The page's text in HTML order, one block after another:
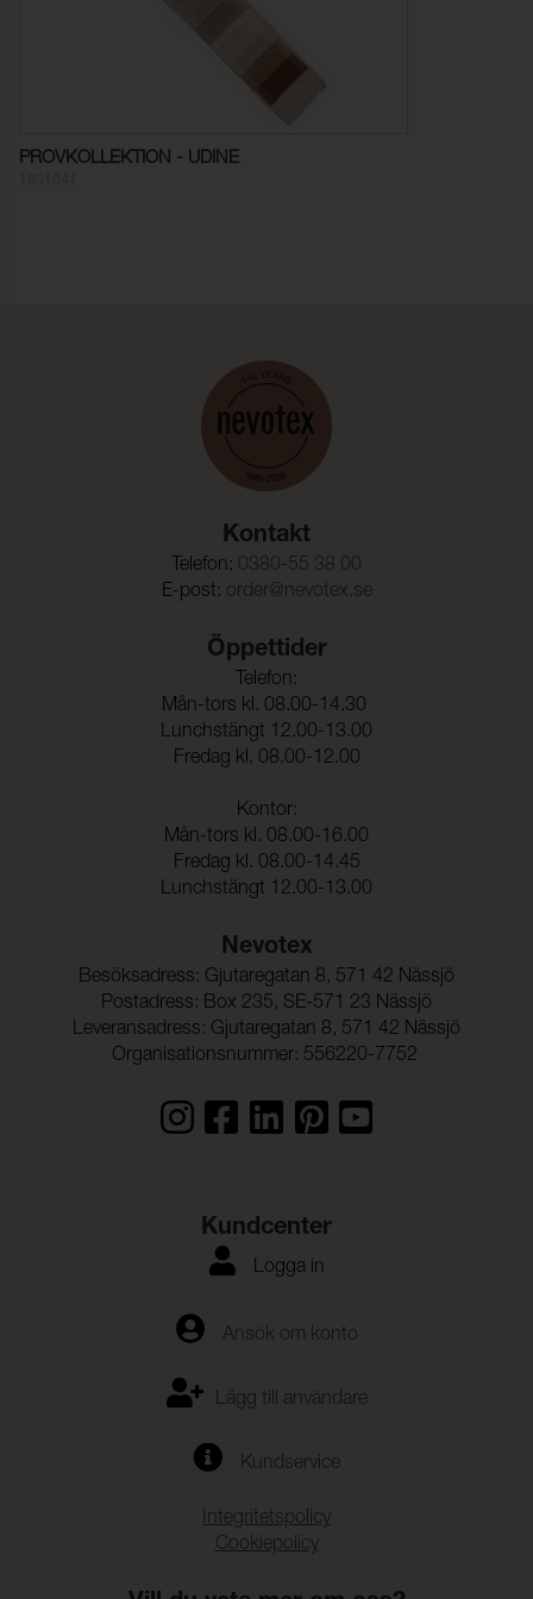
Dimensionsändring Varp:
0,0 % (ISO 5077)
4-5
PROVKOLLEKTION - UDINE
Kontakt
Telefon: 0380-55 38 00
E-post: order@nevotex.se
Öppettider
Telefon:
Mån-tors kl. 08.00-14.30
Lunchstängt 12.00-13.00
Fredag kl. 08.00-12.00
Kontor:
Mån-tors kl. 08.00-16.00
Fredag kl. 08.00-14.45
Lunchstängt 12.00-13.00
Nevotex
Besöksadress: Gjutaregatan 8, 571 42 Nässjö
Postadress: Box 235, SE-571 23 Nässjö
Leveransadress: Gjutaregatan 8, 571 42 Nässjö
Organisationsnummer: 556220-7752
Kundcenter
Logga in
Ansök om konto
Lägg till användare
Kundservice
Integritetspolicy
Cookiepolicy